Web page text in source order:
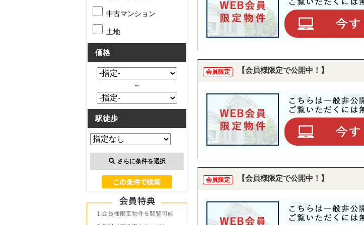
会員限定 【会員様限定で公開中！】
会員限定 【会員様限定で公開中！】
中古マンション
土地
価格
～
駅徒歩
さらに条件を選択